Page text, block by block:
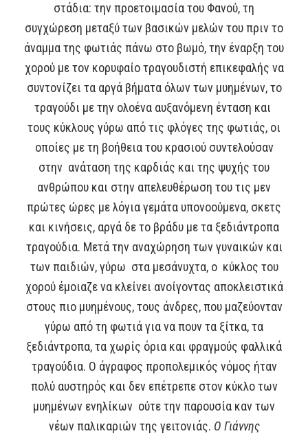
στάδια: την προετοιμασία του Φανού, τη
συγχώρεση μεταξύ των βασικών μελών του πριν το
άναμμα της φωτιάς πάνω στο βωμό, την έναρξη του
χορού με τον κορυφαίο τραγουδιστή επικεφαλής να
συντονίζει τα αργά βήματα όλων των μυημένων, το
τραγούδι με την ολοένα αυξανόμενη ένταση και
τους κύκλους γύρω από τις φλόγες της φωτιάς, οι
οποίες με τη βοήθεια του κρασιού συντελούσαν
στην ανάταση της καρδιάς και της ψυχής του
ανθρώπου και στην απελευθέρωση του τις μεν
πρώτες ώρες με λόγια γεμάτα υπονοούμενα, σκετς
και κινήσεις, αργά δε το βράδυ με τα ξεδιάντροπα
τραγούδια. Μετά την αναχώρηση των γυναικών και
των παιδιών, γύρω στα μεσάνυχτα, ο κύκλος του
χορού έμοιαζε να κλείνει ανοίγοντας αποκλειστικά
στους πιο μυημένους, τους άνδρες, που μαζεύονταν
γύρω από τη φωτιά για να πουν τα ξίτκα, τα
ξεδιάντροπα, τα χωρίς όρια και φραγμούς φαλλικά
τραγούδια. Ο άγραφος προπολεμικός νόμος ήταν
πολύ αυστηρός και δεν επέτρεπε στον κύκλο των
μυημένων ενηλίκων ούτε την παρουσία καν των
νέων παλικαριών της γειτονιάς. Ο Γιάννης